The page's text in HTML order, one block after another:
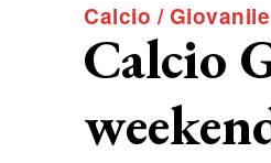
Calcio / Giovanile
Calcio